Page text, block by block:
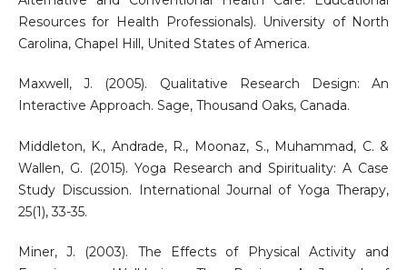
Resources for Health Professionals). University of North
Carolina, Chapel Hill, United States of America.
Maxwell, J. (2005). Qualitative Research Design: An
Interactive Approach. Sage, Thousand Oaks, Canada.
Middleton, K., Andrade, R., Moonaz, S., Muhammad, C. &
Wallen, G. (2015). Yoga Research and Spirituality: A Case
Study Discussion. International Journal of Yoga Therapy,
25(1), 33-35.
Miner, J. (2003). The Effects of Physical Activity and